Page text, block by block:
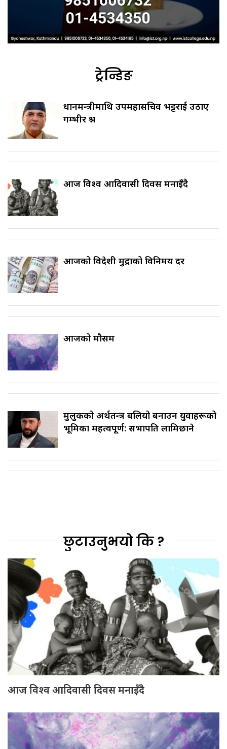
ट्रेन्डिङ
प्रधानमन्त्रीमाथि उपमहासचिव भट्टराई उठाए
गम्भीर प्रश्न
आज विश्व आदिवासी दिवस मनाइँदै
आजको विदेशी मुद्राको विनिमय दर
आजको मौसम
मुलुकको अर्थतन्त्र बलियो बनाउन युवाहरूको
भूमिका महत्वपूर्ण: सभापति लामिछाने
छुटाउनुभयो कि ?
आज विश्व आदिवासी दिवस मनाइँदै